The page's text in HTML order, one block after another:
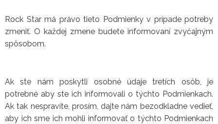
Rock Star má právo tieto Podmienky v prípade potreby
zmeniť. O každej zmene budete informovaní zvyčajným
spôsobom.
Ak ste nám poskytli osobné údaje tretích osôb, je
potrebné aby ste ich informovali o týchto Podmienkach.
Ak tak nespravíte, prosím, dajte nám bezodkladne vedieť,
aby ich sme ich mohli informovať o týchto Podmienkach